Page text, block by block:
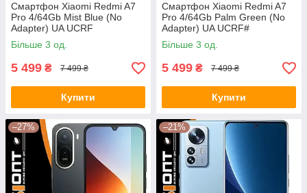
Смартфон Xiaomi Redmi A7
Pro 4/64Gb Mist Blue (No
Adapter) UA UCRF
Більше 3 од.
5 499 ₴ 7 499 ₴
Купити
Смартфон Xiaomi Redmi A7
Pro 4/64Gb Palm Green (No
Adapter) UA UCRF#
Більше 3 од.
5 499 ₴ 7 499 ₴
Купити
–27% –21%